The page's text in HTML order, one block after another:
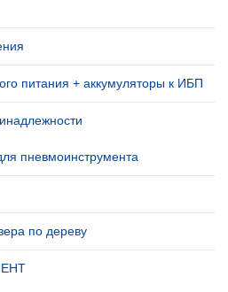
питания + аккумуляторы к ИБП
пневмоинструмента
по дереву